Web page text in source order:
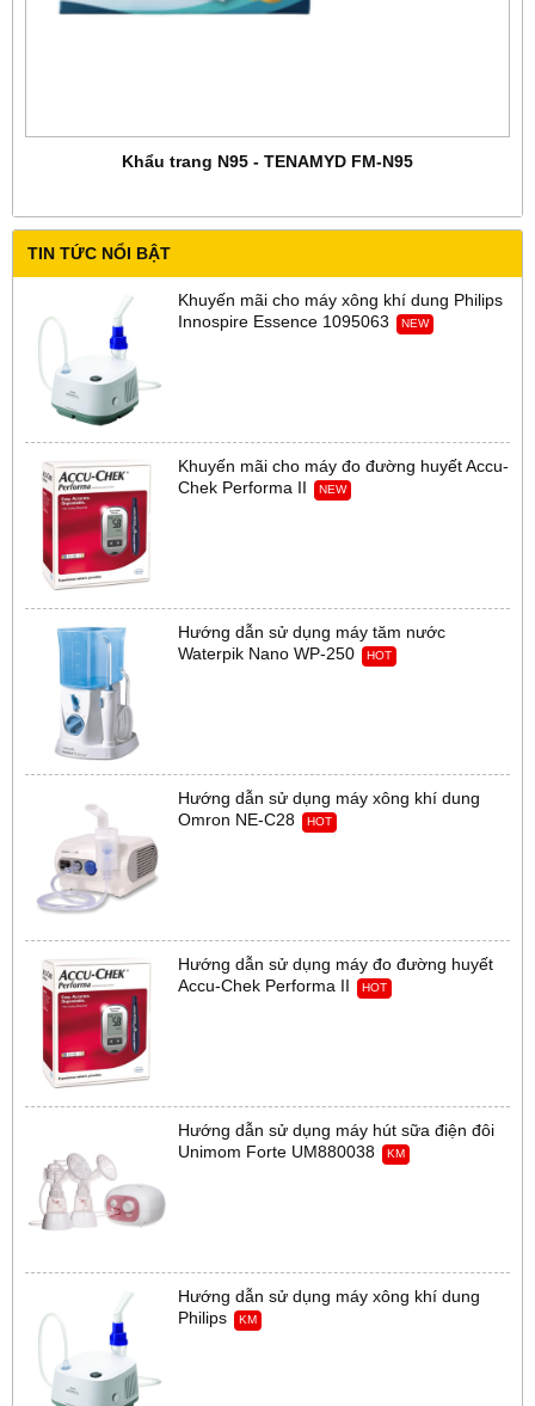
Khẩu trang N95 - TENAMYD FM-N95
TIN TỨC NỔI BẬT
Khuyến mãi cho máy xông khí dung Philips
Innospire Essence 1095063
NEW
Khuyến mãi cho máy đo đường huyết Accu-
Chek Performa II
NEW
Hướng dẫn sử dụng máy tăm nước
Waterpik Nano WP-250
HOT
Hướng dẫn sử dụng máy xông khí dung
Omron NE-C28
HOT
Hướng dẫn sử dụng máy đo đường huyết
Accu-Chek Performa II
HOT
Hướng dẫn sử dụng máy hút sữa điện đôi
Unimom Forte UM880038
KM
Hướng dẫn sử dụng máy xông khí dung
Philips
KM